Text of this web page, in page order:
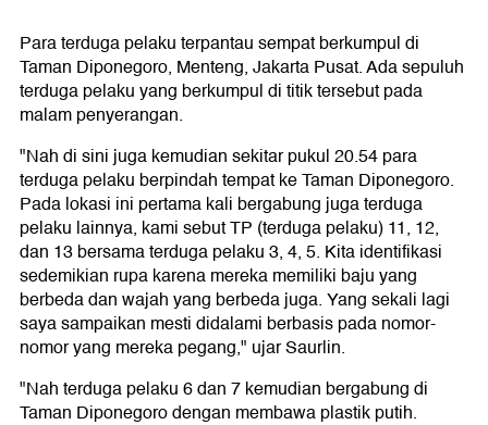
Para terduga pelaku terpantau sempat berkumpul di
Taman Diponegoro, Menteng, Jakarta Pusat. Ada sepuluh
terduga pelaku yang berkumpul di titik tersebut pada
malam penyerangan.
"Nah di sini juga kemudian sekitar pukul 20.54 para
terduga pelaku berpindah tempat ke Taman Diponegoro.
Pada lokasi ini pertama kali bergabung juga terduga
pelaku lainnya, kami sebut TP (terduga pelaku) 11, 12,
dan 13 bersama terduga pelaku 3, 4, 5. Kita identifikasi
sedemikian rupa karena mereka memiliki baju yang
berbeda dan wajah yang berbeda juga. Yang sekali lagi
saya sampaikan mesti didalami berbasis pada nomor-
nomor yang mereka pegang," ujar Saurlin.
"Nah terduga pelaku 6 dan 7 kemudian bergabung di
Taman Diponegoro dengan membawa plastik putih.